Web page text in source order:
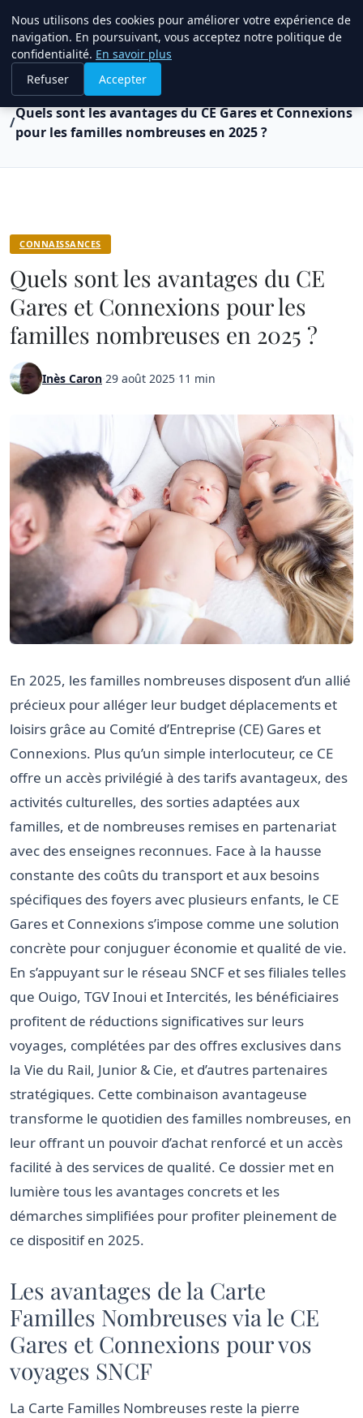
Bible Telemarketing
Accueil
Connaissances
Quels sont les avantages du CE Gares et Connexions
pour les familles nombreuses en 2025 ?
CONNAISSANCES
Quels sont les avantages du CE
Gares et Connexions pour les
familles nombreuses en 2025 ?
Inès Caron 29 août 2025 11 min
En 2025, les familles nombreuses disposent d’un allié
précieux pour alléger leur budget déplacements et
loisirs grâce au Comité d’Entreprise (CE) Gares et
Connexions. Plus qu’un simple interlocuteur, ce CE
offre un accès privilégié à des tarifs avantageux, des
activités culturelles, des sorties adaptées aux
familles, et de nombreuses remises en partenariat
avec des enseignes reconnues. Face à la hausse
constante des coûts du transport et aux besoins
spécifiques des foyers avec plusieurs enfants, le CE
Gares et Connexions s’impose comme une solution
concrète pour conjuguer économie et qualité de vie.
En s’appuyant sur le réseau SNCF et ses filiales telles
que Ouigo, TGV Inoui et Intercités, les bénéficiaires
profitent de réductions significatives sur leurs
voyages, complétées par des offres exclusives dans
la Vie du Rail, Junior & Cie, et d’autres partenaires
stratégiques. Cette combinaison avantageuse
transforme le quotidien des familles nombreuses, en
leur offrant un pouvoir d’achat renforcé et un accès
facilité à des services de qualité. Ce dossier met en
lumière tous les avantages concrets et les
démarches simplifiées pour profiter pleinement de
ce dispositif en 2025.
Les avantages de la Carte
Familles Nombreuses via le CE
Gares et Connexions pour vos
voyages SNCF
La Carte Familles Nombreuses reste la pierre
Nous utilisons des cookies pour améliorer votre expérience de
navigation. En poursuivant, vous acceptez notre politique de
confidentialité. En savoir plus
Refuser
Accepter